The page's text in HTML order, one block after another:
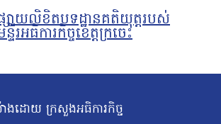
ផ្សាយលិខិតបទដ្ឋានគតិយុត្តរបស់
អធិការកិច្ចខេត្តក្រចេះ
ងដោយ ក្រសួងអធិការកិច្ច